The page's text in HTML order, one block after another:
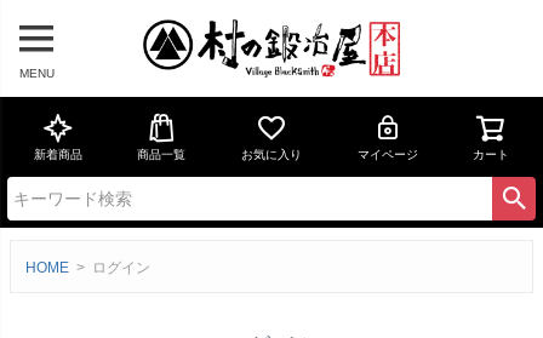
MENU
新着商品 商品一覧 お気に入り マイページ カート
HOME ログイン